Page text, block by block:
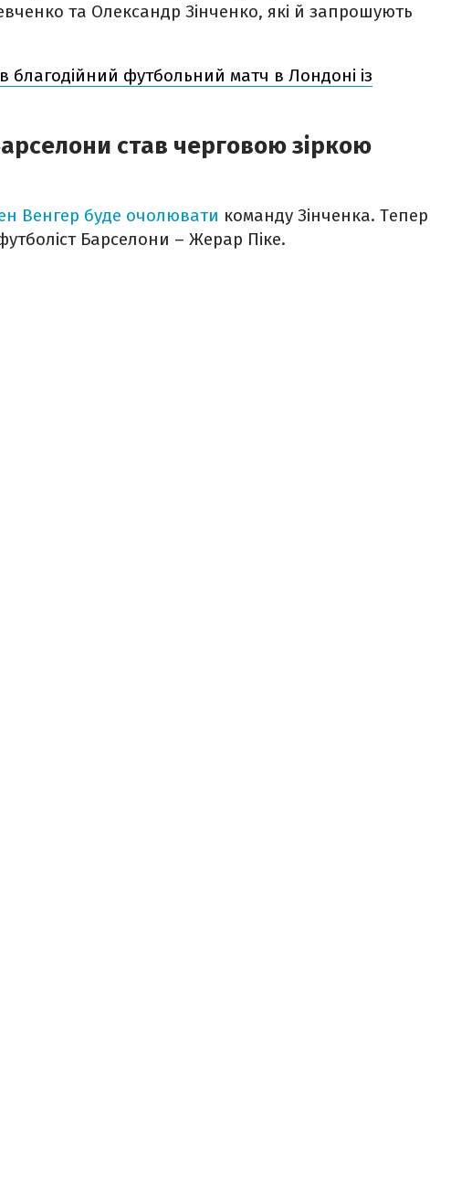
та Олександр Зінченко, які й запрошують
благодійний футбольний матч в Лондоні із
став черговою зіркою
Венгер буде очолювати команду Зінченка. Тепер
Барселони – Жерар Піке.